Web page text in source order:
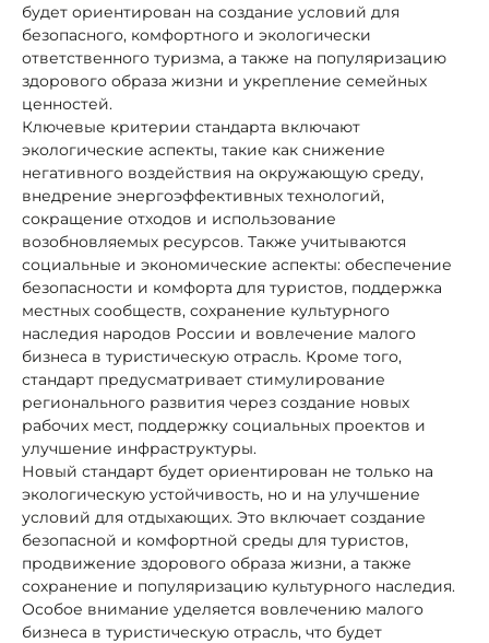
будет ориентирован на создание условий для
безопасного, комфортного и экологически
ответственного туризма, а также на популяризацию
здорового образа жизни и укрепление семейных
ценностей.
Ключевые критерии стандарта включают
экологические аспекты, такие как снижение
негативного воздействия на окружающую среду,
внедрение энергоэффективных технологий,
сокращение отходов и использование
возобновляемых ресурсов. Также учитываются
социальные и экономические аспекты: обеспечение
безопасности и комфорта для туристов, поддержка
местных сообществ, сохранение культурного
наследия народов России и вовлечение малого
бизнеса в туристическую отрасль. Кроме того,
стандарт предусматривает стимулирование
регионального развития через создание новых
рабочих мест, поддержку социальных проектов и
улучшение инфраструктуры.
Новый стандарт будет ориентирован не только на
экологическую устойчивость, но и на улучшение
условий для отдыхающих. Это включает создание
безопасной и комфортной среды для туристов,
продвижение здорового образа жизни, а также
сохранение и популяризацию культурного наследия.
Особое внимание уделяется вовлечению малого
бизнеса в туристическую отрасль, что будет